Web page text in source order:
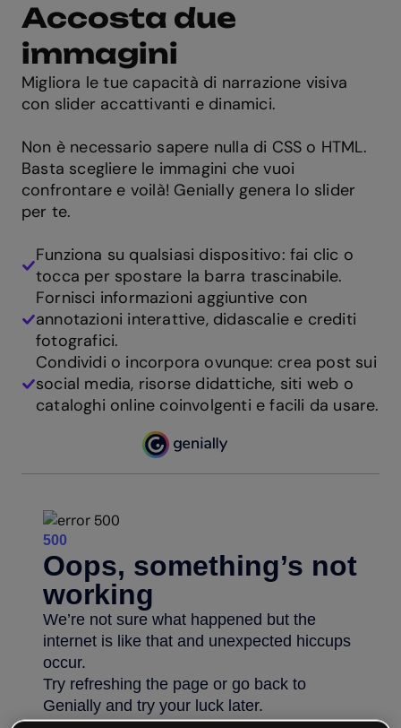
Accosta due
immagini
Migliora le tue capacità di narrazione visiva
con slider accattivanti e dinamici.
Non è necessario sapere nulla di CSS o HTML.
Basta scegliere le immagini che vuoi
confrontare e voilà! Genially genera lo slider
per te.
Funziona su qualsiasi dispositivo: fai clic o
tocca per spostare la barra trascinabile.
Fornisci informazioni aggiuntive con
annotazioni interattive, didascalie e crediti
fotografici.
Condividi o incorpora ovunque: crea post sui
social media, risorse didattiche, siti web o
cataloghi online coinvolgenti e facili da usare.